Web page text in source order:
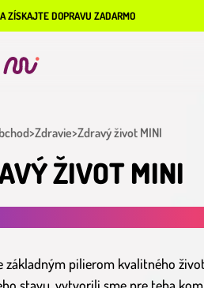
DOPRAVU ZADARMO
>Zdravie>Zdravý život MINI
ŽIVOT MINI
základným pilierom kvalitného